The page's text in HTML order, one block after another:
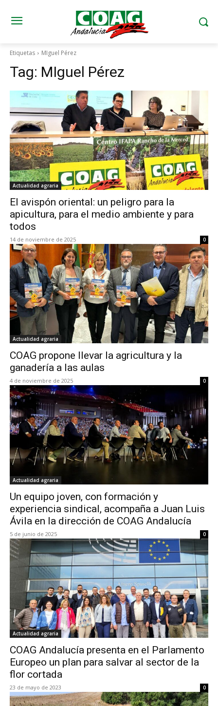
Etiquetas MIguel Pérez
Tag: MIguel Pérez
Actualidad agraria
El avispón oriental: un peligro para la
apicultura, para el medio ambiente y para
todos
14 de noviembre de 2025 0
Actualidad agraria
COAG propone llevar la agricultura y la
ganadería a las aulas
4 de noviembre de 2025 0
Actualidad agraria
Un equipo joven, con formación y
experiencia sindical, acompaña a Juan Luis
Ávila en la dirección de COAG Andalucía
5 de junio de 2025 0
Actualidad agraria
COAG Andalucía presenta en el Parlamento
Europeo un plan para salvar al sector de la
flor cortada
23 de mayo de 2023 0